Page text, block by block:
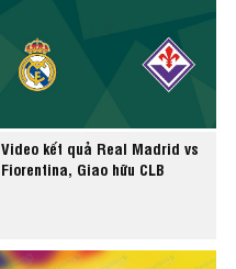
Video kết quả Real Madrid vs
Fiorentina, Giao hữu CLB